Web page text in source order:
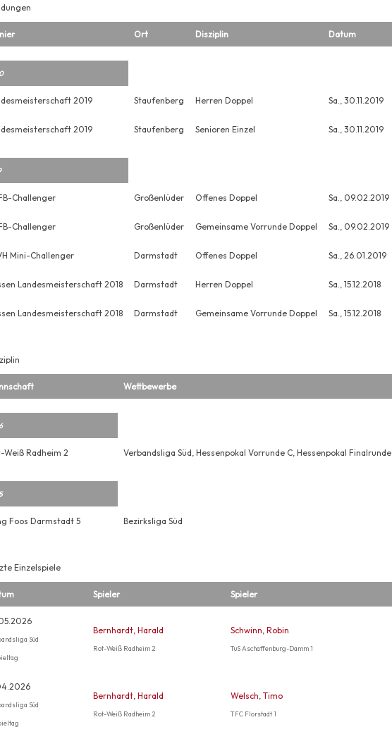
Ort Disziplin Datum
2019 Staufenberg Herren Doppel Sa., 30.11.2019
2019 Staufenberg Senioren Einzel Sa., 30.11.2019
Challenger Großenlüder Offenes Doppel Sa., 09.02.2019
Challenger Großenlüder Gemeinsame Vorrunde Doppel Sa., 09.02.2019
Mini-Challenger Darmstadt Offenes Doppel Sa., 26.01.2019
Landesmeisterschaft 2018 Darmstadt Herren Doppel Sa., 15.12.2018
Landesmeisterschaft 2018 Darmstadt Gemeinsame Vorrunde Doppel Sa., 15.12.2018
Wettbewerbe
Weiß Radheim 2 Verbandsliga Süd, Hessenpokal Vorrunde C, Hessenpokal Finalrunde
Foos Darmstadt 5 Bezirksliga Süd
Einzelspiele
Spieler Spieler
Süd
Bernhardt, Harald
Rot-Weiß Radheim 2
Schwinn, Robin
TuS Aschaffenburg-Damm 1
Süd
Bernhardt, Harald
Rot-Weiß Radheim 2
Welsch, Timo
TFC Florstadt 1